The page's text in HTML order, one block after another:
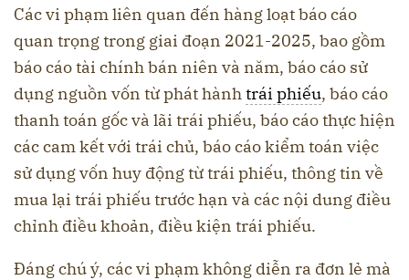
Các vi phạm liên quan đến hàng loạt báo cáo
quan trọng trong giai đoạn 2021-2025, bao gồm
báo cáo tài chính bán niên và năm, báo cáo sử
dụng nguồn vốn từ phát hànhtrái phiếu, báo cáo
thanh toán gốc và lãi trái phiếu, báo cáo thực hiện
các cam kết với trái chủ, báo cáo kiểm toán việc
sử dụng vốn huy động từ trái phiếu, thông tin về
mua lại trái phiếu trước hạn và các nội dung điều
chỉnh điều khoản, điều kiện trái phiếu.
Đáng chú ý, các vi phạm không diễn ra đơn lẻ mà